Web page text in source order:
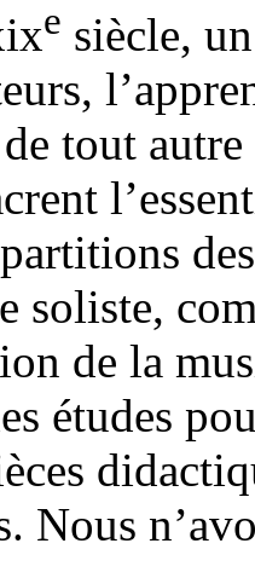
e siècle,
tout
soliste,
de la
études
Nous